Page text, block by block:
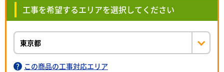
工事を希望するエリアを選択してください
この商品の工事対応エリア